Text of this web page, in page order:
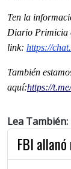
Ten la informaci
Diario Primicia
link: https://
También
aquí:https://
Lea También:
FBI